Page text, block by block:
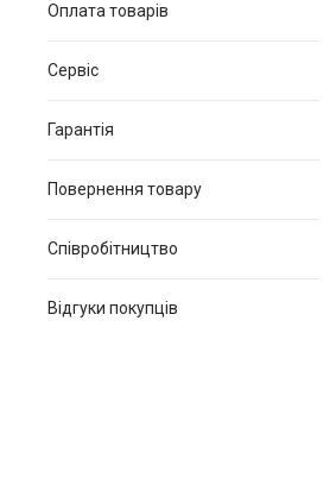
Оплата товарів
Сервіс
Гарантія
Повернення товару
Співробітництво
Відгуки покупців